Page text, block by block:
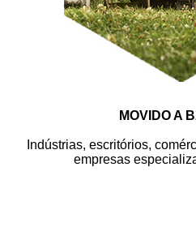
MOVIDO A
Indústrias, escritórios,
empresas